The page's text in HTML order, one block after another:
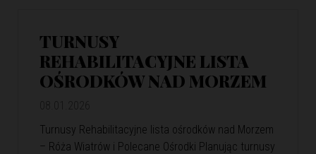
TURNUSY
REHABILITACYJNE LISTA
OŚRODKÓW NAD MORZEM
Turnusy Rehabilitacyjne lista ośrodków nad Morzem
– Róża Wiatrów i Polecane Ośrodki Planując turnusy